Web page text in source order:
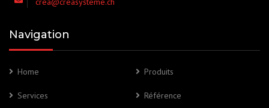
Navigation
Home Produits
Services Référence